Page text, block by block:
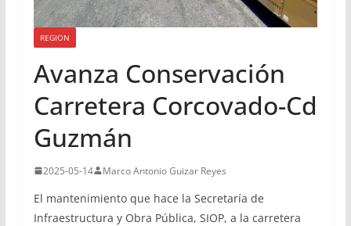
REGION
Avanza Conservación
Carretera Corcovado-Cd
Guzmán
2025-05-14 Marco Antonio Guizar Reyes
El mantenimiento que hace la Secretaría de
Infraestructura y Obra Pública, SIOP, a la carretera